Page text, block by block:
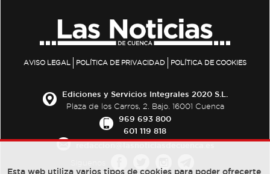
AVISO LEGAL POLÍTICA DE PRIVACIDAD POLÍTICA DE COOKIES
Ediciones y Servicios Integrales 2020 S.L.
Plaza de los Carros, 2. Bajo. 16001 Cuenca
969 693 800
601 119 818
Esta web utiliza varios tipos de cookies para poder ofrecerte